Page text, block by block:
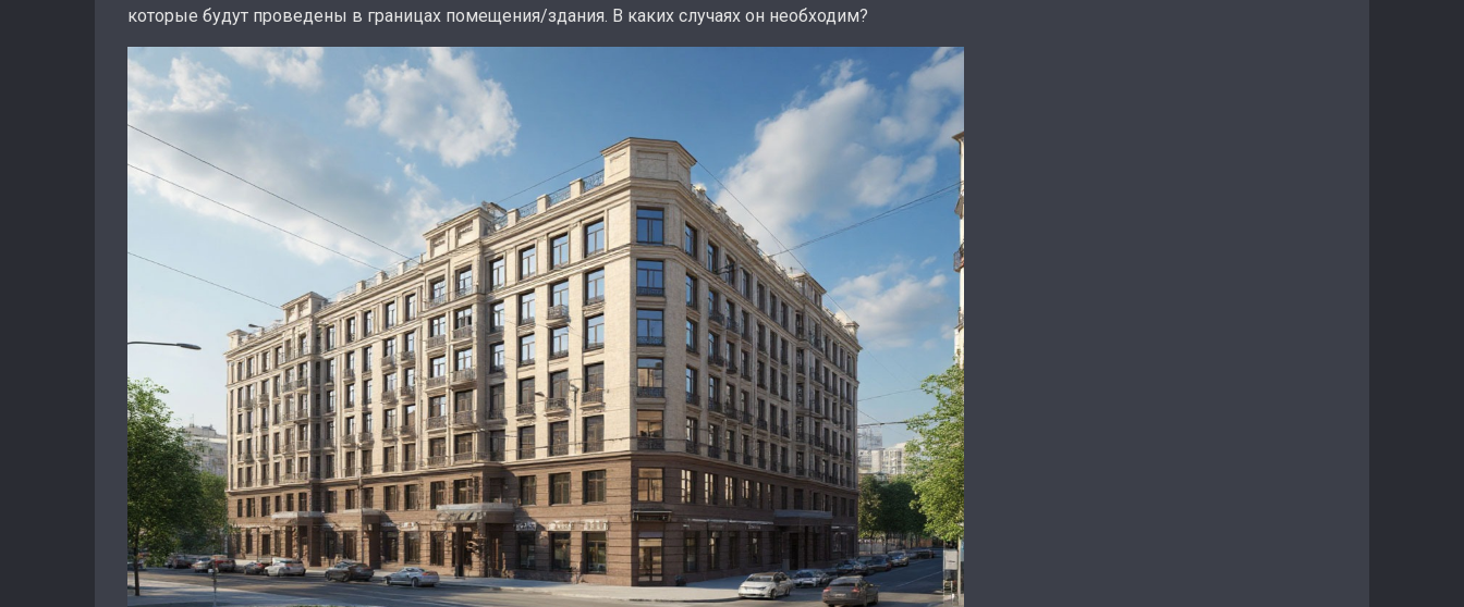
которые будут проведены в границах помещения/здания. В каких случаях он необходим?